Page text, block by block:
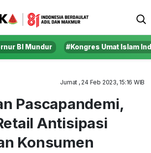
BI Mundur #Kongres Umat Islam
Jumat , 24 Feb 2023, 15:16 WIB
Pascapandemi,
Antisipasi
Konsumen